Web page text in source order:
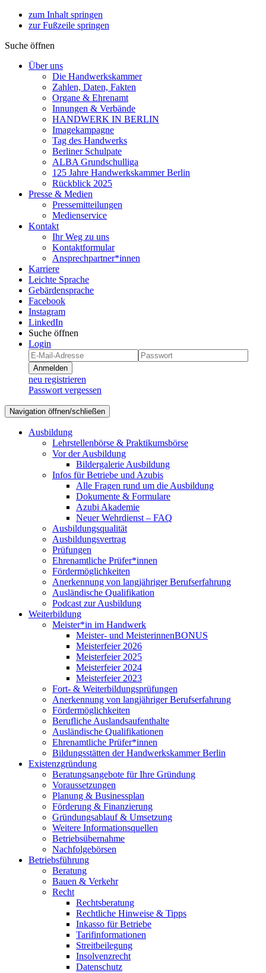
zum Inhalt springen
zur Fußzeile springen
Suche öffnen
Über uns
Die Handwerkskammer
Zahlen, Daten, Fakten
Organe & Ehrenamt
Innungen & Verbände
HANDWERK IN BERLIN
Imagekampagne
Tag des Handwerks
Berliner Schulpate
ALBA Grundschulliga
125 Jahre Handwerkskammer Berlin
Rückblick 2025
Presse & Medien
Pressemitteilungen
Medienservice
Kontakt
Ihr Weg zu uns
Kontaktformular
Ansprechpartner*innen
Karriere
Leichte Sprache
Gebärdensprache
Facebook
Instagram
LinkedIn
Suche öffnen
Login
Anmelden
neu registrieren
Passwort vergessen
Navigation öffnen/schließen
Ausbildung
Lehrstellenbörse & Praktikumsbörse
Vor der Ausbildung
Bildergalerie Ausbildung
Infos für Betriebe und Azubis
Alle Fragen rund um die Ausbildung
Dokumente & Formulare
Azubi Akademie
Neuer Wehrdienst – FAQ
Ausbildungsqualität
Ausbildungsvertrag
Prüfungen
Ehrenamtliche Prüfer*innen
Fördermöglichkeiten
Anerkennung von langjähriger Berufserfahrung
Ausländische Qualifikation
Podcast zur Ausbildung
Weiterbildung
Meister*in im Handwerk
Meister- und MeisterinnenBONUS
Meisterfeier 2026
Meisterfeier 2025
Meisterfeier 2024
Meisterfeier 2023
Fort- & Weiterbildungsprüfungen
Anerkennung von langjähriger Berufserfahrung
Fördermöglichkeiten
Berufliche Auslandsaufenthalte
Ausländische Qualifikationen
Ehrenamtliche Prüfer*innen
Bildungsstätten der Handwerkskammer Berlin
Existenzgründung
Beratungsangebote für Ihre Gründung
Voraussetzungen
Planung & Businessplan
Förderung & Finanzierung
Gründungsablauf & Umsetzung
Weitere Informationsquellen
Betriebsübernahme
Nachfolgebörsen
Betriebsführung
Beratung
Bauen & Verkehr
Recht
Rechtsberatung
Rechtliche Hinweise & Tipps
Inkasso für Betriebe
Tarifinformationen
Streitbeilegung
Insolvenzrecht
Datenschutz